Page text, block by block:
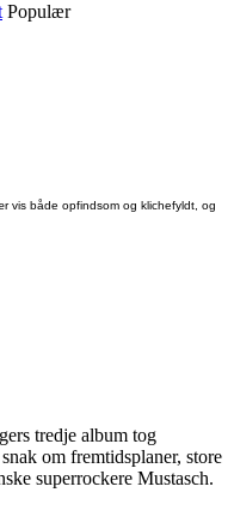
Populær
vis både opfindsom og klichefyldt, og
tredje album tog
om fremtidsplaner, store
superrockere Mustasch.